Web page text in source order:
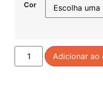
Cor
Adicionar ao